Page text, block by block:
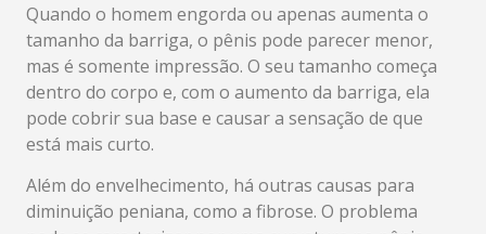
Quando o homem engorda ou apenas aumenta o
tamanho da barriga, o pênis pode parecer menor,
mas é somente impressão. O seu tamanho começa
dentro do corpo e, com o aumento da barriga, ela
pode cobrir sua base e causar a sensação de que
está mais curto.
Além do envelhecimento, há outras causas para
diminuição peniana, como a fibrose. O problema